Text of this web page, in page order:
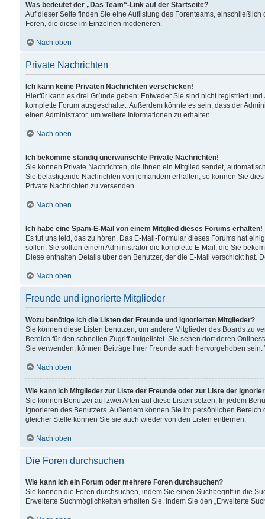
Was bedeutet der „Das Team“-Link auf der Startseite?
Auf dieser Seite finden Sie eine Auflistung des Forenteams,
Foren, die diese im Einzelnen moderieren.
Nach oben
Private Nachrichten
Ich kann keine Privaten Nachrichten verschicken!
Hierfür kann es drei Gründe geben: Entweder Sie sind nicht registriert
komplette Forum ausgeschaltet. Außerdem könnte es sein, dass der
einen Administrator, um weitere Informationen zu erhalten.
Nach oben
Ich bekomme ständig unerwünschte Private Nachrichten!
Sie können Private Nachrichten, die Ihnen ein Mitglied sendet,
Sie belästigende Nachrichten von jemandem erhalten, so können Sie
Private Nachrichten zu versenden.
Nach oben
Ich habe eine Spam-E-Mail von einem Mitglied dieses Forums erhalten!
Es tut uns leid, das zu hören. Das E-Mail-Formular dieses Forums hat
sollen. Sie sollten einem Administrator die komplette E-Mail, die Sie
Diese enthalten Details über den Benutzer, der die E-Mail verschickt hat.
Nach oben
Freunde und ignorierte Mitglieder
Wozu benötige ich die Listen der Freunde und ignorierten Mitglieder?
Sie können diese Listen benutzen, um andere Mitglieder des Boards zu
Bereich für den schnellen Zugriff aufgelistet. Sie sehen dort deren
Sie verwenden, können Beiträge Ihrer Freunde auch hervorgehoben
Nach oben
Wie kann ich Mitglieder zur Liste der Freunde oder zur Liste der
Sie können Benutzer auf zwei Arten auf diese Listen setzen: In jedem
Ignorieren des Benutzers. Außerdem können Sie im persönlichen
gleicher Stelle können Sie sie auch wieder von den Listen entfernen.
Nach oben
Die Foren durchsuchen
Wie kann ich ein Forum oder mehrere Foren durchsuchen?
Sie können die Foren durchsuchen, indem Sie einen Suchbegriff in die
Erweiterte Suchmöglichkeiten erhalten Sie, indem Sie den „Erweiterte